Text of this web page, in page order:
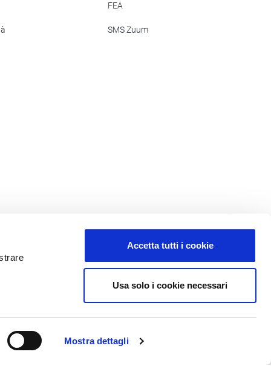
Mostra dettagli
Accetta tutti i cookie
Usa solo i cookie necessari
FEA
SMS Zuum